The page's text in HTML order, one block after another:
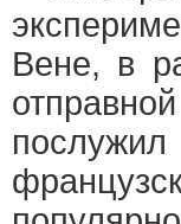
Вене, в